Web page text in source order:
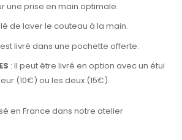
une prise en main optimale.
de laver le couteau à la main.
livré dans une pochette offerte.
: Il peut être livré en option avec un étui
(10€) ou les deux (15€).
en France dans notre atelier